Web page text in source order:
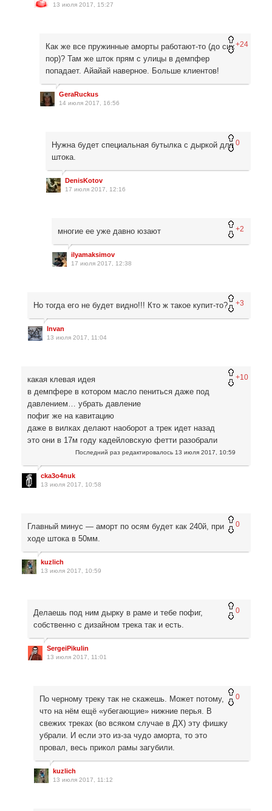
13 июля 2017, 15:27
+24
Как же все пружинные аморты работают-то (до сих
пор)? Там же шток прям с улицы в демпфер
попадает. Айайай наверное. Больше клиентов!
GeraRuckus
14 июля 2017, 16:56
0
Нужна будет специальная бутылка с дыркой для
штока.
DenisKotov
17 июля 2017, 12:16
+2
многие ее уже давно юзают
ilyamaksimov
17 июля 2017, 12:38
+3
Но тогда его не будет видно!!! Кто ж такое купит-то?
Invan
13 июля 2017, 11:04
+10
какая клевая идея
в демпфере в котором масло пениться даже под
давлением… убрать давление
пофиг же на кавитацию
даже в вилках делают наоборот а трек идет назад
это они в 17м году кадейловскую фетти разобрали
Последний раз редактировалось 13 июля 2017, 10:59
cka3o4nuk
13 июля 2017, 10:58
0
Главный минус — аморт по осям будет как 240й, при
ходе штока в 50мм.
kuzlich
13 июля 2017, 10:59
0
Делаешь под ним дырку в раме и тебе пофиг,
собственно с дизайном трека так и есть.
SergeiPikulin
13 июля 2017, 11:01
0
По черному треку так не скажешь. Может потому,
что на нём ещё «убегающие» нижние перья. В
свежих треках (во всяком случае в ДХ) эту фишку
убрали. И если это из-за чудо аморта, то это
провал, весь прикол рамы загубили.
kuzlich
13 июля 2017, 11:12